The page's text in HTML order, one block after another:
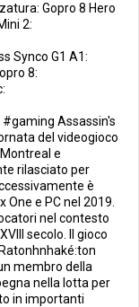
Gopro 8 Hero
2:
Synco G1 A1:
8:
Assassin's
del videogioco
e
rilasciato per
è
e PC nel 2019.
nel contesto
secolo. Il gioco
membro della
nella lotta per
in importanti